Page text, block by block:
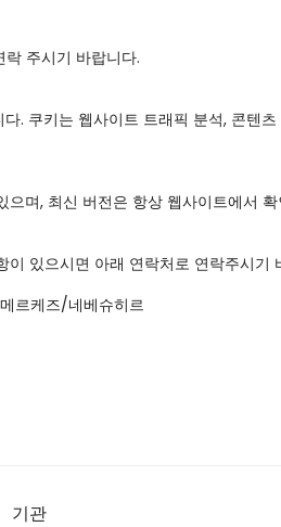
주시기 바랍니다.
. 쿠키는 웹사이트 트래픽 분석, 콘텐
며, 최신 버전은 항상 웹사이트에서
있으시면 아래 연락처로 연락주시기
르케즈/네베슈히르
기관